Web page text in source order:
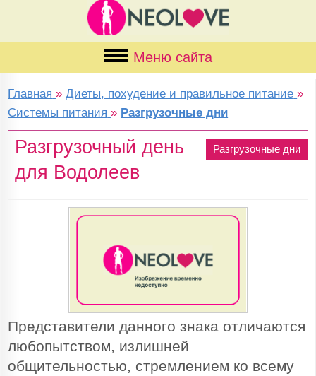
Меню сайта
Главная »Диеты, похудение и правильное питание »
Системы питания » Разгрузочные дни
Разгрузочные дни
Разгрузочный день
для Водолеев
Представители данного знака отличаются
любопытством, излишней
общительностью, стремлением ко всему